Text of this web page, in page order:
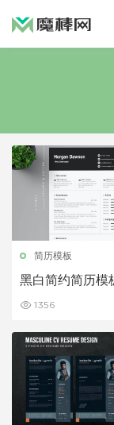
简历模板
黑白简约简历模
1356